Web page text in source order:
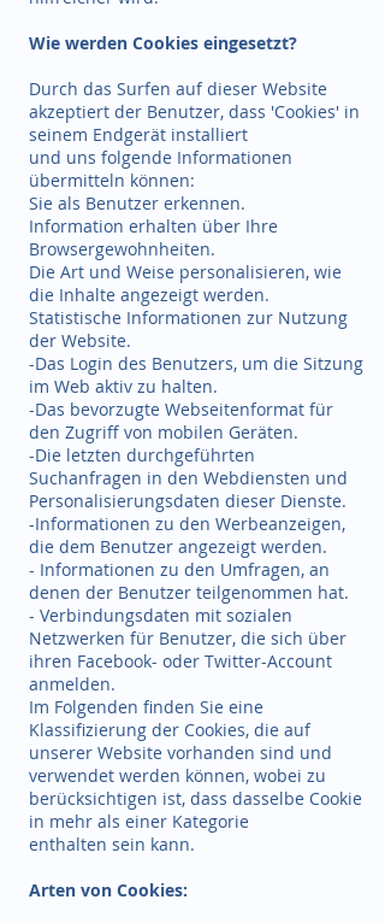
Wie werden Cookies eingesetzt?
Durch das Surfen auf dieser Website
akzeptiert der Benutzer, dass 'Cookies' in
seinem Endgerät installiert
und uns folgende Informationen
übermitteln können:
Sie als Benutzer erkennen.
Information erhalten über Ihre
Browsergewohnheiten.
Die Art und Weise personalisieren, wie
die Inhalte angezeigt werden.
Statistische Informationen zur Nutzung
der Website.
-Das Login des Benutzers, um die Sitzung
im Web aktiv zu halten.
-Das bevorzugte Webseitenformat für
den Zugriff von mobilen Geräten.
-Die letzten durchgeführten
Suchanfragen in den Webdiensten und
Personalisierungsdaten dieser Dienste.
-Informationen zu den Werbeanzeigen,
die dem Benutzer angezeigt werden.
- Informationen zu den Umfragen, an
denen der Benutzer teilgenommen hat.
- Verbindungsdaten mit sozialen
Netzwerken für Benutzer, die sich über
ihren Facebook- oder Twitter-Account
anmelden.
Im Folgenden finden Sie eine
Klassifizierung der Cookies, die auf
unserer Website vorhanden sind und
verwendet werden können, wobei zu
berücksichtigen ist, dass dasselbe Cookie
in mehr als einer Kategorie
enthalten sein kann.
Arten von Cookies: